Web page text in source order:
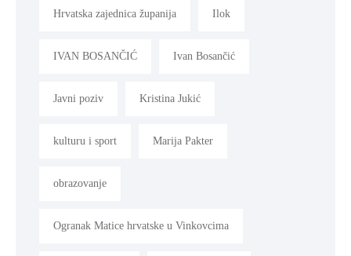
Hrvatska zajednica županija Ilok
IVAN BOSANČIĆ Ivan Bosančić
Javni poziv Kristina Jukić
kulturu i sport Marija Pakter
obrazovanje
Ogranak Matice hrvatske u Vinkovcima